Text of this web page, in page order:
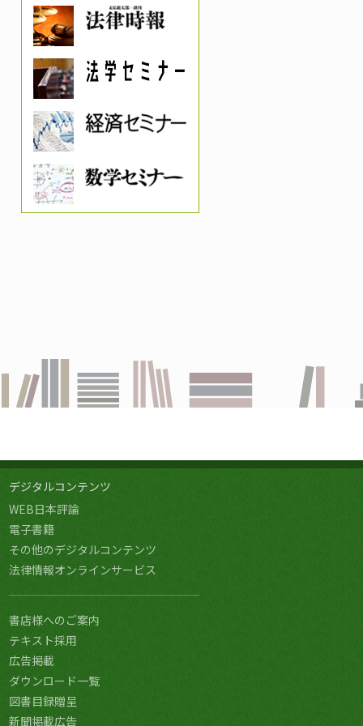
デジタルコンテンツ
WEB日本評論
電子書籍
その他のデジタルコンテンツ
法律情報オンラインサービス
書店様へのご案内
テキスト採用
広告掲載
ダウンロード一覧
図書目録贈呈
新聞掲載広告